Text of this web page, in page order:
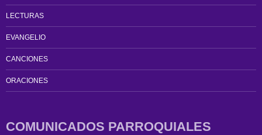
LECTURAS
EVANGELIO
CANCIONES
ORACIONES
COMUNICADOS PARROQUIALES